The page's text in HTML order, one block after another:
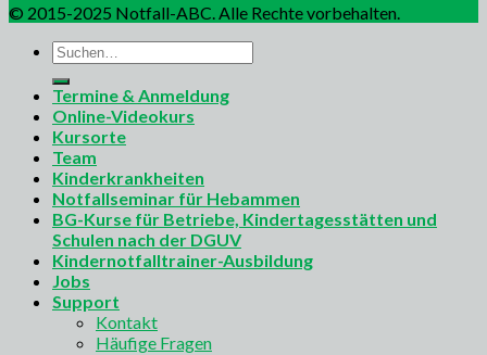
© 2015-2025 Notfall-ABC. Alle Rechte vorbehalten.
Suchen
nach:
Termine & Anmeldung
Online-Videokurs
Kursorte
Team
Kinderkrankheiten
Notfallseminar für Hebammen
BG-Kurse für Betriebe, Kindertagesstätten und
Schulen nach der DGUV
Kindernotfalltrainer-Ausbildung
Jobs
Support
Kontakt
Häufige Fragen